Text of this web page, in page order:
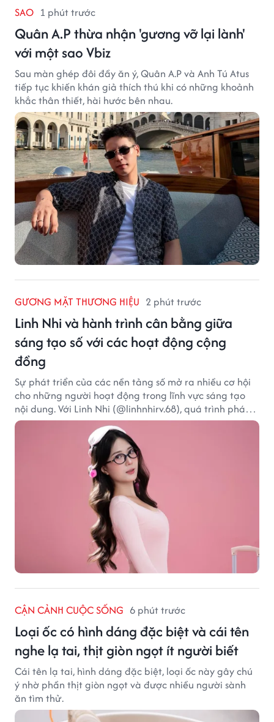
SAO 1 phút trước
Quân A.P thừa nhận 'gương vỡ lại lành'
với một sao Vbiz
Sau màn ghép đôi đầy ăn ý, Quân A.P và Anh Tú Atus
tiếp tục khiến khán giả thích thú khi có những khoảnh
khắc thân thiết, hài hước bên nhau.
GƯƠNG MẶT THƯƠNG HIỆU 2 phút trước
Linh Nhi và hành trình cân bằng giữa
sáng tạo số với các hoạt động cộng
đồng
Sự phát triển của các nền tảng số mở ra nhiều cơ hội
cho những người hoạt động trong lĩnh vực sáng tạo
nội dung. Với Linh Nhi (@linhnhirv.68), quá trình phát
triển nội dung trên mạng xã hội được kết hợp cùng
các dự án truyền thông và hoạt động hướng đến cộng
đồng. Hiện cô hoạt động trong các lĩnh vực beauty,
lifestyle và fashion, đồng thời tham gia một số chương
trình, sự kiện liên quan đến truyền thông và thương
CẬN CẢNH CUỘC SỐNG 6 phút trước
Loại ốc có hình dáng đặc biệt và cái tên
nghe lạ tai, thịt giòn ngọt ít người biết
Cái tên lạ tai, hình dáng đặc biệt, loại ốc này gây chú
ý nhờ phần thịt giòn ngọt và được nhiều người sành
ăn tìm thử.